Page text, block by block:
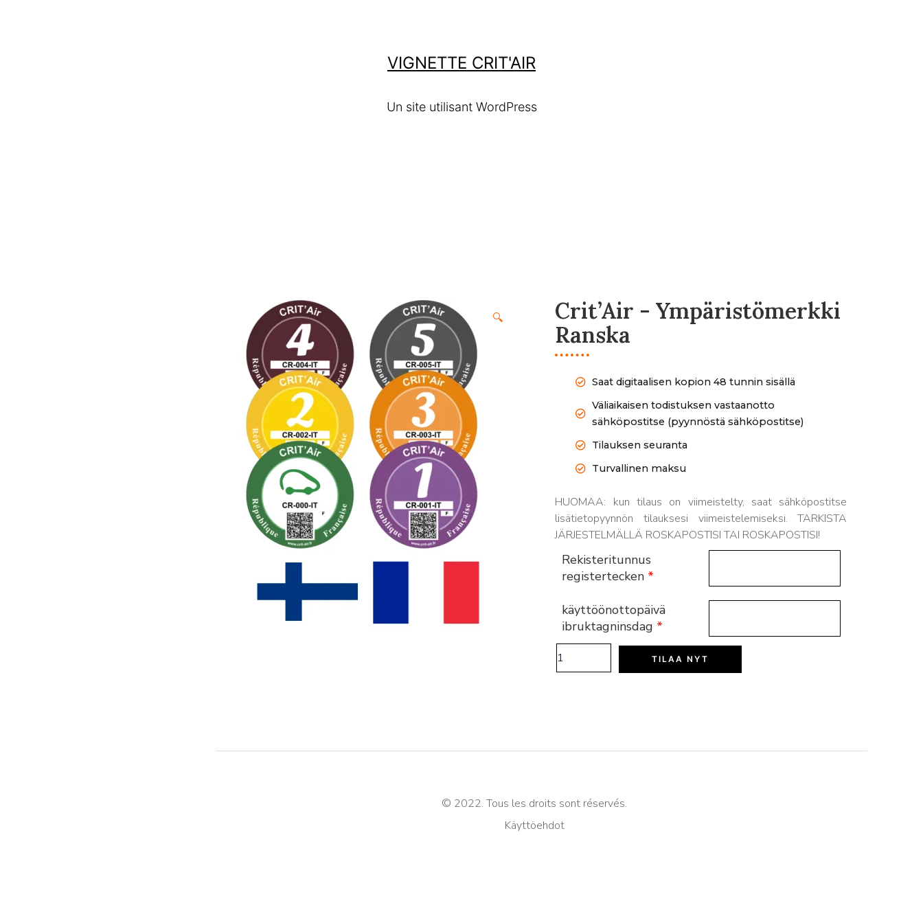
VIGNETTE CRIT'AIR
Un site utilisant WordPress
🔍
Crit’Air - Ympäristömerkki
Ranska
Saat digitaalisen kopion 48 tunnin sisällä
Väliaikaisen todistuksen vastaanotto
sähköpostitse (pyynnöstä sähköpostitse)
Tilauksen seuranta
Turvallinen maksu
HUOMAA: kun tilaus on viimeistelty, saat sähköpostitse
lisätietopyynnön tilauksesi viimeistelemiseksi. TARKISTA
JÄRJESTELMÄLLÄ ROSKAPOSTISI TAI ROSKAPOSTISI!
Rekisteritunnus
registertecken *
käyttöönottopäivä
ibruktagninsdag *
TILAA NYT
© 2022. Tous les droits sont réservés.
Käyttöehdot